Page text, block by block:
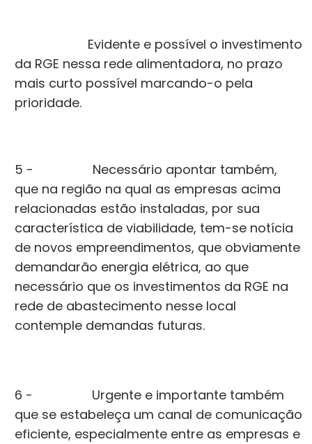
Evidente e possível o investimento
da RGE nessa rede alimentadora, no prazo
mais curto possível marcando-o pela
prioridade.
5 - Necessário apontar também,
que na região na qual as empresas acima
relacionadas estão instaladas, por sua
característica de viabilidade, tem-se notícia
de novos empreendimentos, que obviamente
demandarão energia elétrica, ao que
necessário que os investimentos da RGE na
rede de abastecimento nesse local
contemple demandas futuras.
6 - Urgente e importante também
que se estabeleça um canal de comunicação
eficiente, especialmente entre as empresas e